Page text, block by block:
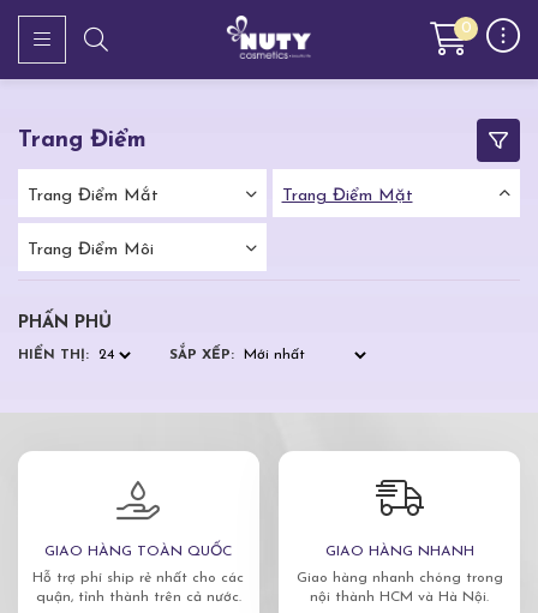
0
Trang Điểm
Trang Điểm Mắt Trang Điểm Mặt
Trang Điểm Môi
PHẤN PHỦ
HIỂN THỊ: SẮP XẾP:
GIAO HÀNG TOÀN QUỐC
Hỗ trợ phí ship rẻ nhất cho các
quận, tỉnh thành trên cả nước.
GIAO HÀNG NHANH
Giao hàng nhanh chóng trong
nội thành HCM và Hà Nội.